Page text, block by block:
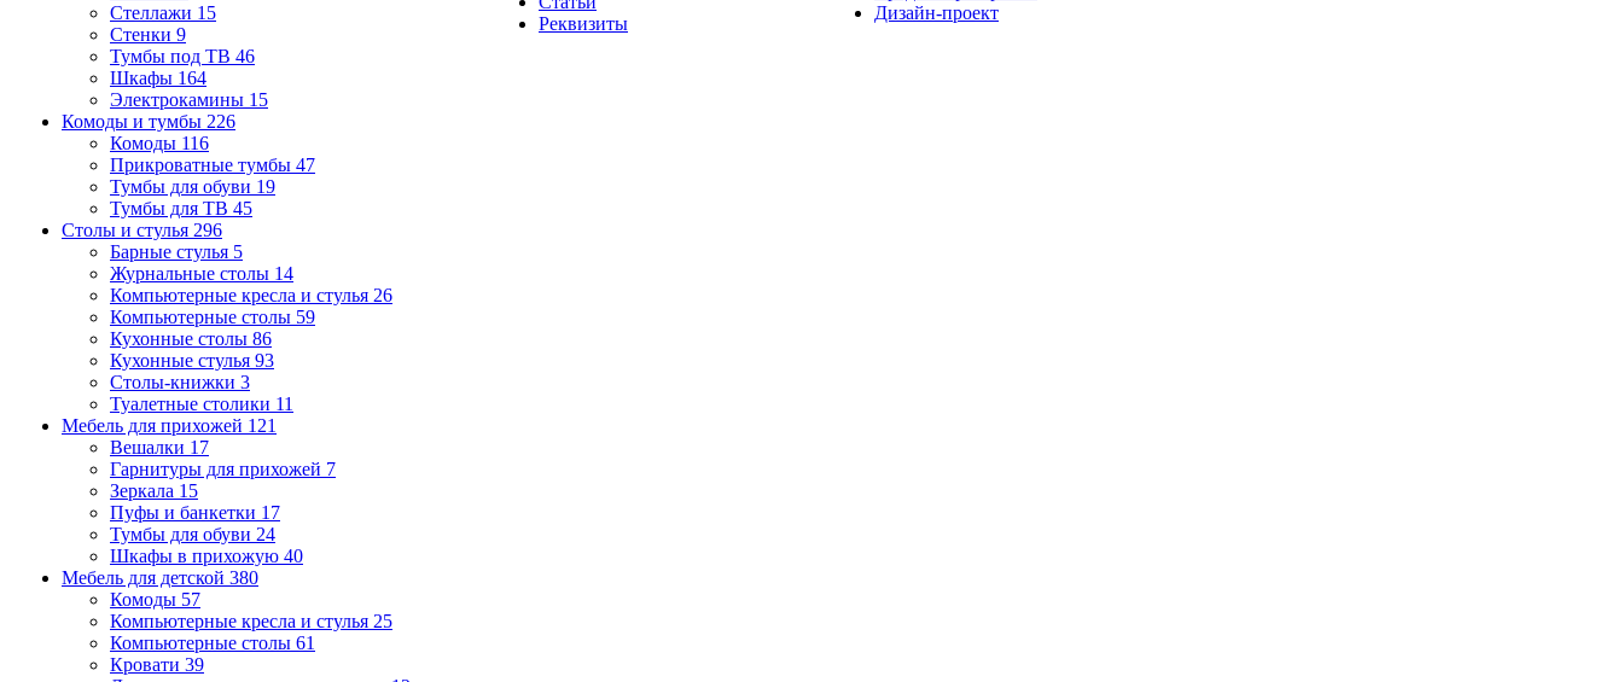
Стеллажи 15
Стенки 9
Тумбы под ТВ 46
Шкафы 164
Электрокамины 15
Комоды и тумбы 226
Комоды 116
Прикроватные тумбы 47
Тумбы для обуви 19
Тумбы для ТВ 45
Столы и стулья 296
Барные стулья 5
Журнальные столы 14
Компьютерные кресла и стулья 26
Компьютерные столы 59
Кухонные столы 86
Кухонные стулья 93
Столы-книжки 3
Туалетные столики 11
Мебель для прихожей 121
Вешалки 17
Гарнитуры для прихожей 7
Зеркала 15
Пуфы и банкетки 17
Тумбы для обуви 24
Шкафы в прихожую 40
Мебель для детской 380
Комоды 57
Компьютерные кресла и стулья 25
Компьютерные столы 61
Кровати 39
Реквизиты
Дизайн-проект